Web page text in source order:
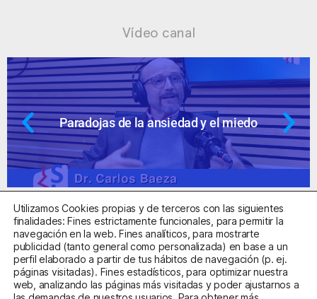
Vídeo canal
Paradojas de la ansiedad y el miedo
Centro Sanitario Autorizado con el código E08737002
Utilizamos Cookies propias y de terceros con las siguientes
finalidades: Fines estrictamente funcionales, para permitir la
navegación en la web. Fines analíticos, para mostrarte
publicidad (tanto general como personalizada) en base a un
perfil elaborado a partir de tus hábitos de navegación (p. ej.
páginas visitadas). Fines estadísticos, para optimizar nuestra
web, analizando las páginas más visitadas y poder ajustarnos a